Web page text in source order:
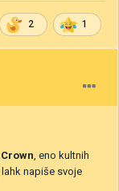
2 1
, eno kultnih
lahk napiše svoje